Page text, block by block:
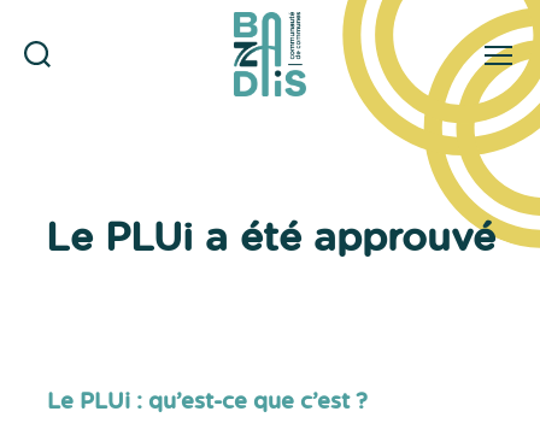
Menu
Le PLUi a été approuvé
Le PLUi : qu’est-ce que c’est ?